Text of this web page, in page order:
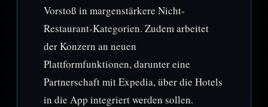
Vorstoß in margenstärkere Nicht-
Restaurant-Kategorien. Zudem arbeitet
der Konzern an neuen
Plattformfunktionen, darunter eine
Partnerschaft mit Expedia, über die Hotels
in die App integriert werden sollen.